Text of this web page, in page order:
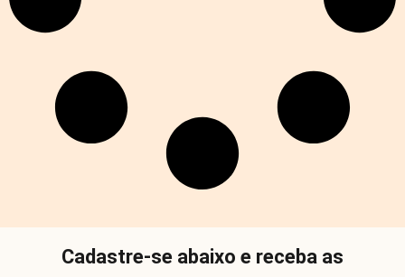
Cadastre-se abaixo e receba as